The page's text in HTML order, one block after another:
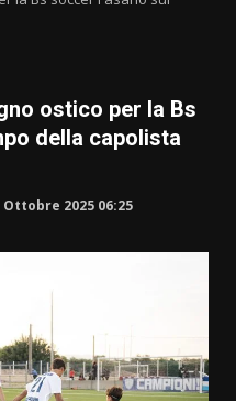
ostico per la Bs
della capolista
Ottobre 2025 06:25